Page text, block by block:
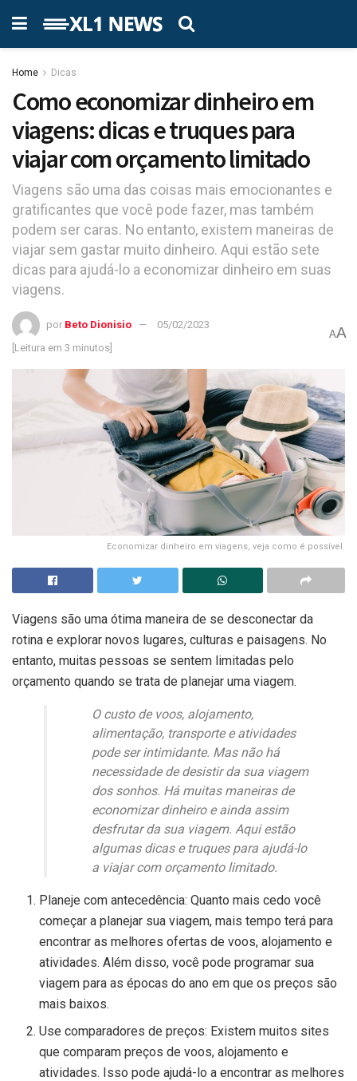
Home Dicas
Como economizar dinheiro em
viagens: dicas e truques para
viajar com orçamento limitado
Viagens são uma das coisas mais emocionantes e
gratificantes que você pode fazer, mas também
podem ser caras. No entanto, existem maneiras de
viajar sem gastar muito dinheiro. Aqui estão sete
dicas para ajudá-lo a economizar dinheiro em suas
viagens.
por Beto Dionisio
05/02/2023
[Leitura em 3 minutos]
AA
Economizar dinheiro em viagens, veja como é possível.
Viagens são uma ótima maneira de se desconectar da
rotina e explorar novos lugares, culturas e paisagens. No
entanto, muitas pessoas se sentem limitadas pelo
orçamento quando se trata de planejar uma viagem.
O custo de voos, alojamento,
alimentação, transporte e atividades
pode ser intimidante. Mas não há
necessidade de desistir da sua viagem
dos sonhos. Há muitas maneiras de
economizar dinheiro e ainda assim
desfrutar da sua viagem. Aqui estão
algumas dicas e truques para ajudá-lo
a viajar com orçamento limitado.
Planeje com antecedência: Quanto mais cedo você
começar a planejar sua viagem, mais tempo terá para
encontrar as melhores ofertas de voos, alojamento e
atividades. Além disso, você pode programar sua
viagem para as épocas do ano em que os preços são
mais baixos.
Use comparadores de preços: Existem muitos sites
que comparam preços de voos, alojamento e
atividades. Isso pode ajudá-lo a encontrar as melhores